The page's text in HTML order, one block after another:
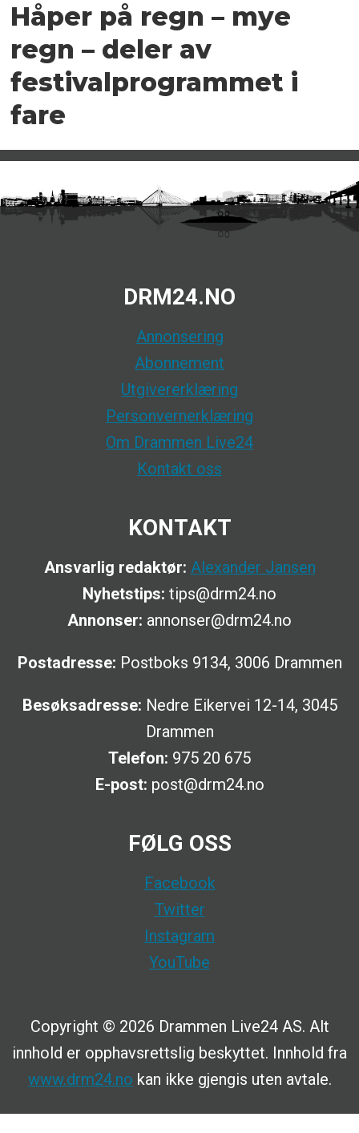
Håper på regn – mye
regn – deler av
festivalprogrammet i
fare
DRM24.NO
Annonsering
Abonnement
Utgivererklæring
Personvernerklæring
Om Drammen Live24
Kontakt oss
KONTAKT
Ansvarlig redaktør: Alexander Jansen
Nyhetstips: tips@drm24.no
Annonser: annonser@drm24.no
Postadresse: Postboks 9134, 3006 Drammen
Besøksadresse: Nedre Eikervei 12-14, 3045
Drammen
Telefon: 975 20 675
E-post: post@drm24.no
FØLG OSS
Facebook
Twitter
Instagram
YouTube
Copyright © 2026 Drammen Live24 AS. Alt
innhold er opphavsrettslig beskyttet. Innhold fra
www.drm24.no kan ikke gjengis uten avtale.